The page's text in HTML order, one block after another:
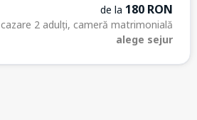
de la 180 RON
cazare 2 adulți, cameră matrimonială
alege sejur